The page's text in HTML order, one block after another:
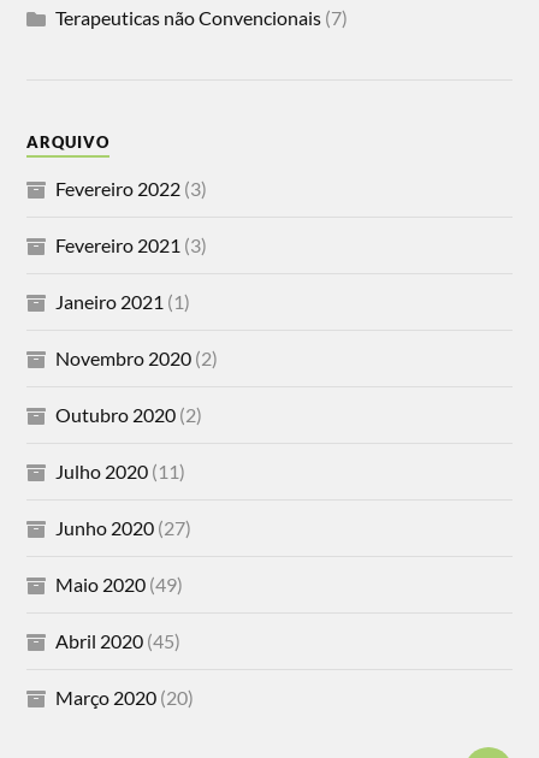
Terapeuticas não Convencionais (7)
ARQUIVO
Fevereiro 2022 (3)
Fevereiro 2021 (3)
Janeiro 2021 (1)
Novembro 2020 (2)
Outubro 2020 (2)
Julho 2020 (11)
Junho 2020 (27)
Maio 2020 (49)
Abril 2020 (45)
Março 2020 (20)